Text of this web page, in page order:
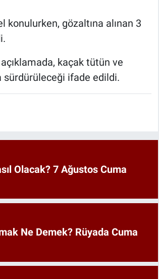
konulurken, gözaltına alınan 3
kaçak tütün ve
sürdürüleceği ifade edildi.
Olacak? 7 Ağustos Cuma
Ne Demek? Rüyada Cuma